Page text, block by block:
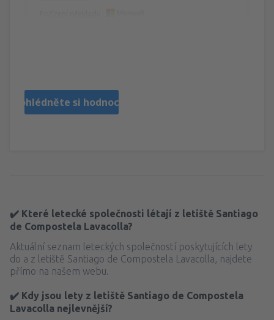
Prohlédněte si hodnocení
✔️ Které letecké společnosti létají z letiště Santiago
de Compostela Lavacolla?
Aktuální seznam leteckých společností poskytujících lety
do a z letiště Santiago de Compostela Lavacolla, najdete
přímo na našem webu.
✔️ Kdy jsou lety z letiště Santiago de Compostela
Lavacolla nejlevnější?